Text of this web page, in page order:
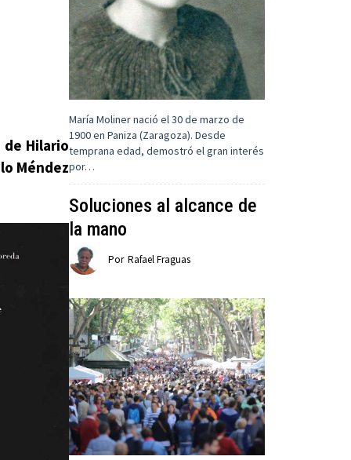
de Hilario
Méndez
María Moliner nació el 30 de marzo de
1900 en Paniza (Zaragoza). Desde
temprana edad, demostró el gran interés
por…
Soluciones al alcance de
la mano
Por Rafael Fraguas